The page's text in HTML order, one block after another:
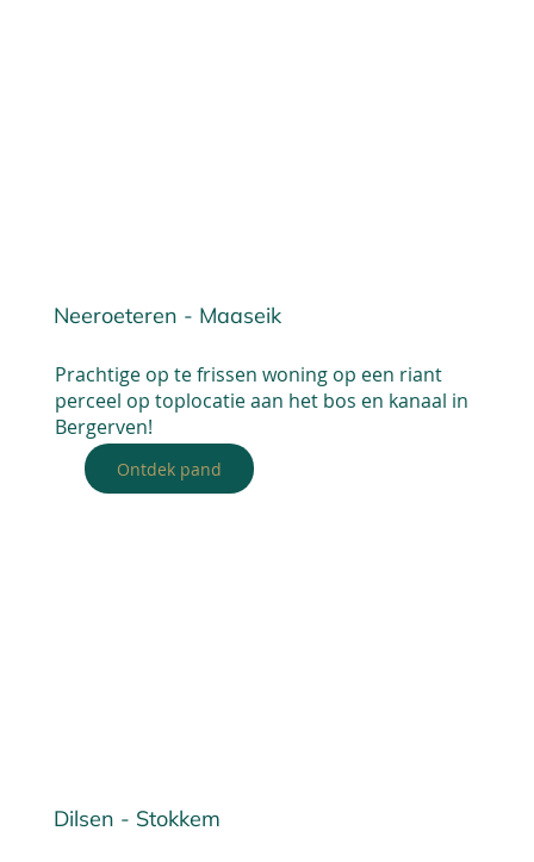
Neeroeteren - Maaseik
Prachtige op te frissen woning op een riant
perceel op toplocatie aan het bos en kanaal in
Bergerven!
Ontdek pand
Dilsen - Stokkem